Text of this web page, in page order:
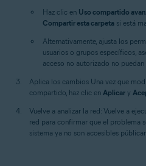
Haz clic en Uso compartido
Compartir esta carpeta si está
Alternativamente, ajusta los
usuarios o grupos específicos,
acceso no autorizado no
Aplica los cambios Una vez que
compartido, haz clic en Aplicar y
Vuelve a analizar la red: Vuelve a
red para confirmar que el problema
sistema ya no son accesibles